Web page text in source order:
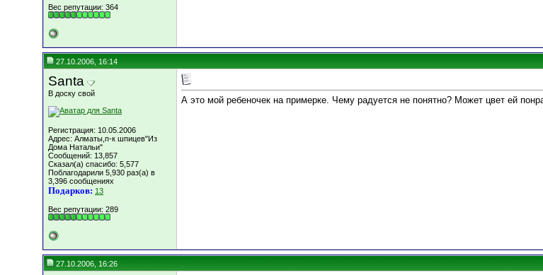
Вес репутации: 364
27.10.2006, 16:14
Santa
В доску свой
Регистрация: 10.05.2006
Адрес: Алматы,п-к шпицев"Из
Дома Натальи"
Сообщений: 13,857
Сказал(а) спасибо: 5,577
Поблагодарили 5,930 раз(а) в
3,396 сообщениях
Подарков: 13
Вес репутации: 289
А это мой ребеночек на примерке. Чему радуется не понятно? Может цвет ей
27.10.2006, 16:26